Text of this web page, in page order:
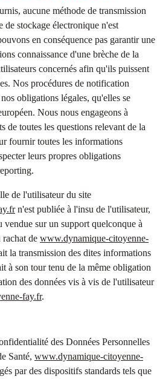
aucune méthode de transmission
de stockage électronique n'est
en conséquence pas garantir une
connaissance d'une brèche de la
concernés afin qu'ils puissent
Nos procédures de notification
obligations légales, qu'elles se
Nous nous engageons à
de toutes les questions relevant de la
fournir toutes les informations
leurs propres obligations
de l'utilisateur du site
n'est publiée à l'insu de l'utilisateur,
vendue sur un support quelconque à
rachat de www.dynamique-citoyenne-
la transmission des dites informations
à son tour tenu de la même obligation
des données vis à vis de l'utilisateur
fay.fr.
des Données Personnelles
Santé, www.dynamique-citoyenne-
par des dispositifs standards tels que